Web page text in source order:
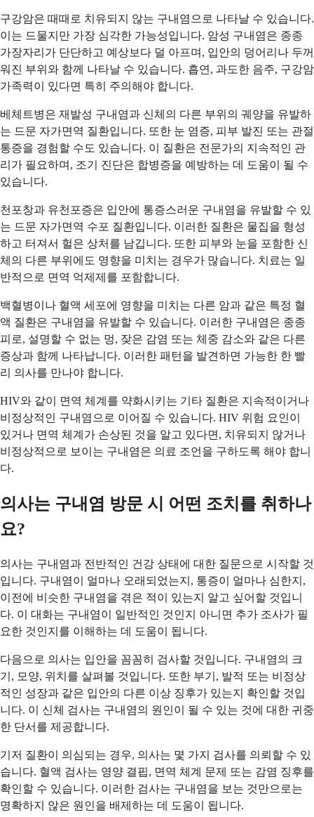
구강암은 때때로 치유되지 않는 구내염으로 나타날 수 있습니다.
이는 드물지만 가장 심각한 가능성입니다. 암성 구내염은 종종
가장자리가 단단하고 예상보다 덜 아프며, 입안의 덩어리나 두꺼
워진 부위와 함께 나타날 수 있습니다. 흡연, 과도한 음주, 구강암
가족력이 있다면 특히 주의해야 합니다.
베체트병은 재발성 구내염과 신체의 다른 부위의 궤양을 유발하
는 드문 자가면역 질환입니다. 또한 눈 염증, 피부 발진 또는 관절
통증을 경험할 수도 있습니다. 이 질환은 전문가의 지속적인 관
리가 필요하며, 조기 진단은 합병증을 예방하는 데 도움이 될 수
있습니다.
천포창과 유천포증은 입안에 통증스러운 구내염을 유발할 수 있
는 드문 자가면역 수포 질환입니다. 이러한 질환은 물집을 형성
하고 터져서 헐은 상처를 남깁니다. 또한 피부와 눈을 포함한 신
체의 다른 부위에도 영향을 미치는 경우가 많습니다. 치료는 일
반적으로 면역 억제제를 포함합니다.
백혈병이나 혈액 세포에 영향을 미치는 다른 암과 같은 특정 혈
액 질환은 구내염을 유발할 수 있습니다. 이러한 구내염은 종종
피로, 설명할 수 없는 멍, 잦은 감염 또는 체중 감소와 같은 다른
증상과 함께 나타납니다. 이러한 패턴을 발견하면 가능한 한 빨
리 의사를 만나야 합니다.
HIV와 같이 면역 체계를 약화시키는 기타 질환은 지속적이거나
비정상적인 구내염으로 이어질 수 있습니다. HIV 위험 요인이
있거나 면역 체계가 손상된 것을 알고 있다면, 치유되지 않거나
비정상적으로 보이는 구내염은 의료 조언을 구하도록 해야 합니
다.
의사는 구내염 방문 시 어떤 조치를 취하나
요?
의사는 구내염과 전반적인 건강 상태에 대한 질문으로 시작할 것
입니다. 구내염이 얼마나 오래되었는지, 통증이 얼마나 심한지,
이전에 비슷한 구내염을 겪은 적이 있는지 알고 싶어할 것입니
다. 이 대화는 구내염이 일반적인 것인지 아니면 추가 조사가 필
요한 것인지를 이해하는 데 도움이 됩니다.
다음으로 의사는 입안을 꼼꼼히 검사할 것입니다. 구내염의 크
기, 모양, 위치를 살펴볼 것입니다. 또한 부기, 발적 또는 비정상
적인 성장과 같은 입안의 다른 이상 징후가 있는지 확인할 것입
니다. 이 신체 검사는 구내염의 원인이 될 수 있는 것에 대한 귀중
한 단서를 제공합니다.
기저 질환이 의심되는 경우, 의사는 몇 가지 검사를 의뢰할 수 있
습니다. 혈액 검사는 영양 결핍, 면역 체계 문제 또는 감염 징후를
확인할 수 있습니다. 이러한 검사는 구내염을 보는 것만으로는
명확하지 않은 원인을 배제하는 데 도움이 됩니다.